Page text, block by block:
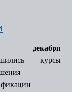
декабря
курсы